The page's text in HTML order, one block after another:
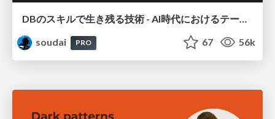
DBのスキルで生き残る技術 - AI時代におけるテーブル設計の勘所
soudai
PRO 67 56k